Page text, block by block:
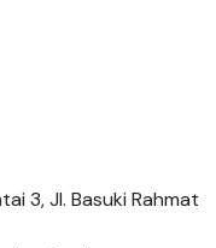
3, Jl. Basuki Rahmat